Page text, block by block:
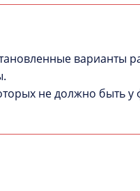
варианты
не должно быть у